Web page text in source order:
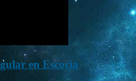
en Escocia